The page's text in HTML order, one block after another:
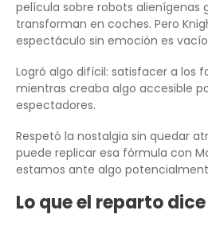
película sobre robots alienígenas
transforman en coches. Pero
espectáculo sin emoción es
Logró algo difícil: satisfacer a los
mientras creaba algo accesible
espectadores.
Respetó la nostalgia sin quedar
puede replicar esa fórmula con
estamos ante algo
Lo que el reparto